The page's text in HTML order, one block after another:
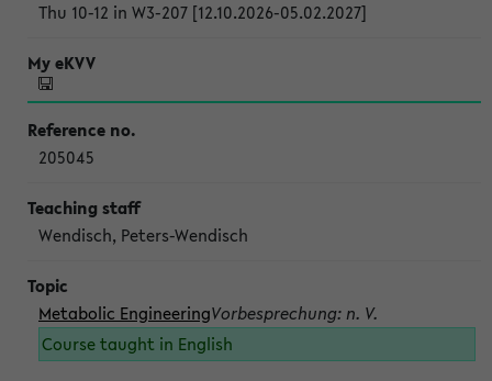
Thu 10-12 in W3-207 [12.10.2026-05.02.2027]
205045
Wendisch, Peters-Wendisch
Metabolic EngineeringVorbesprechung: n. V.
Course taught in English